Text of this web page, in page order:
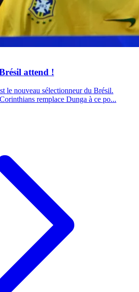
attend !
le nouveau sélectionneur du Brésil.
remplace Dunga à ce po...